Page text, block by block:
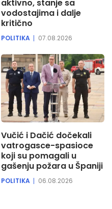
aktivno, stanje sa
vodostajima i dalje
kritično
POLITIKA 07.08.2026
Vučić i Dačić dočekali
vatrogasce-spasioce
koji su pomagali u
gašenju požara u Španiji
POLITIKA 06.08.2026